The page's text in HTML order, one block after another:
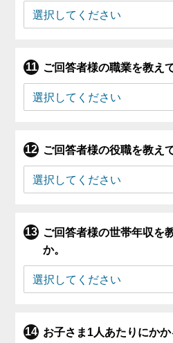
ご回答者様の職業を教え
ご回答者様の役職を教え
ご回答者様の世帯年収を
か。
お子さま1人あたりにか